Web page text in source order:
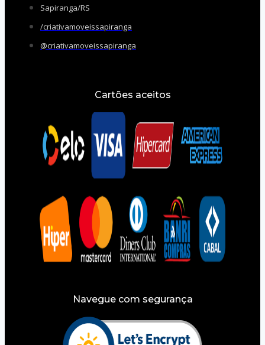
Sapiranga/RS
/criativamoveissapiranga
@criativamoveissapiranga
Cartões aceitos
Navegue com segurança